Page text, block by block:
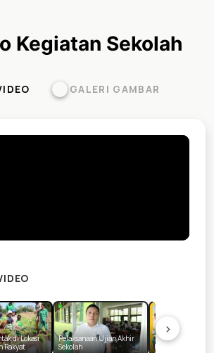
Kegiatan Sekolah
GALERI GAMBAR
di Lokasi
Rakyat
Pelaksanaan Ujian Akhir
Sekolah
TEFA Beras
PP Negeri Kupang
›